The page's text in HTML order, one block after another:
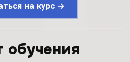
на курс →